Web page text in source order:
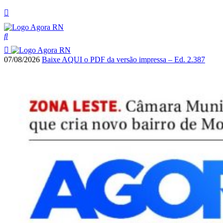
07/08/2026 Baixe AQUI o PDF da versão impressa – Ed. 2.387